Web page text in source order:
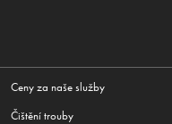
Ceny za naše služby
Čištění trouby